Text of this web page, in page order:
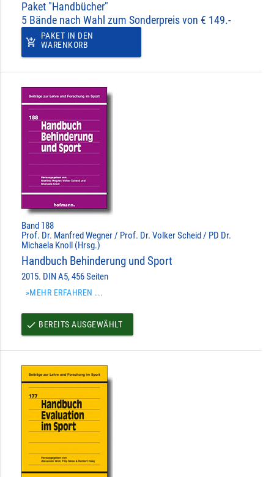
Paket "Handbücher"
5 Bände nach Wahl zum Sonderpreis von € 149.-
add_shopping_cart
PAKET IN DEN
WARENKORB
Band 188
Prof. Dr. Manfred Wegner / Prof. Dr. Volker Scheid / PD Dr.
Michaela Knoll (Hrsg.)
Handbuch Behinderung und Sport
2015. DIN A5, 456 Seiten
»MEHR ERFAHREN ...
done BEREITS AUSGEWÄHLT